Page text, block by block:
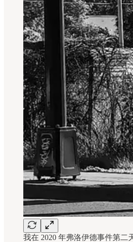
我在 2020 年弗洛伊德事件第二